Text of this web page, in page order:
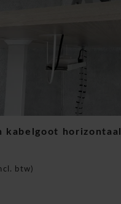
kabelgoot horizontaal
btw)